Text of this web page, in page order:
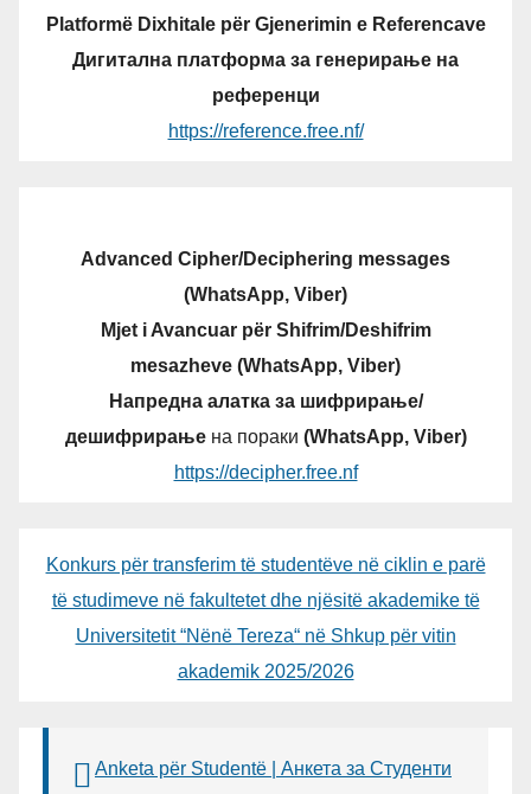
Platformë Dixhitale për Gjenerimin e Referencave
Дигитална платформа за генерирање на
референци
https://reference.free.nf/
Advanced Cipher/Deciphering messages
(WhatsApp, Viber)
Mjet i Avancuar për Shifrim/Deshifrim
mesazheve (WhatsApp, Viber)
Напредна алатка за шифрирање/
дешифрирањена пораки (WhatsApp, Viber)
https://decipher.free.nf
Konkurs për transferim të studentëve në ciklin e parë
të studimeve në fakultetet dhe njësitë akademike të
Universitetit “Nënë Tereza“ në Shkup për vitin
akademik 2025/2026
Anketa për Studentë | Анкета за Студенти